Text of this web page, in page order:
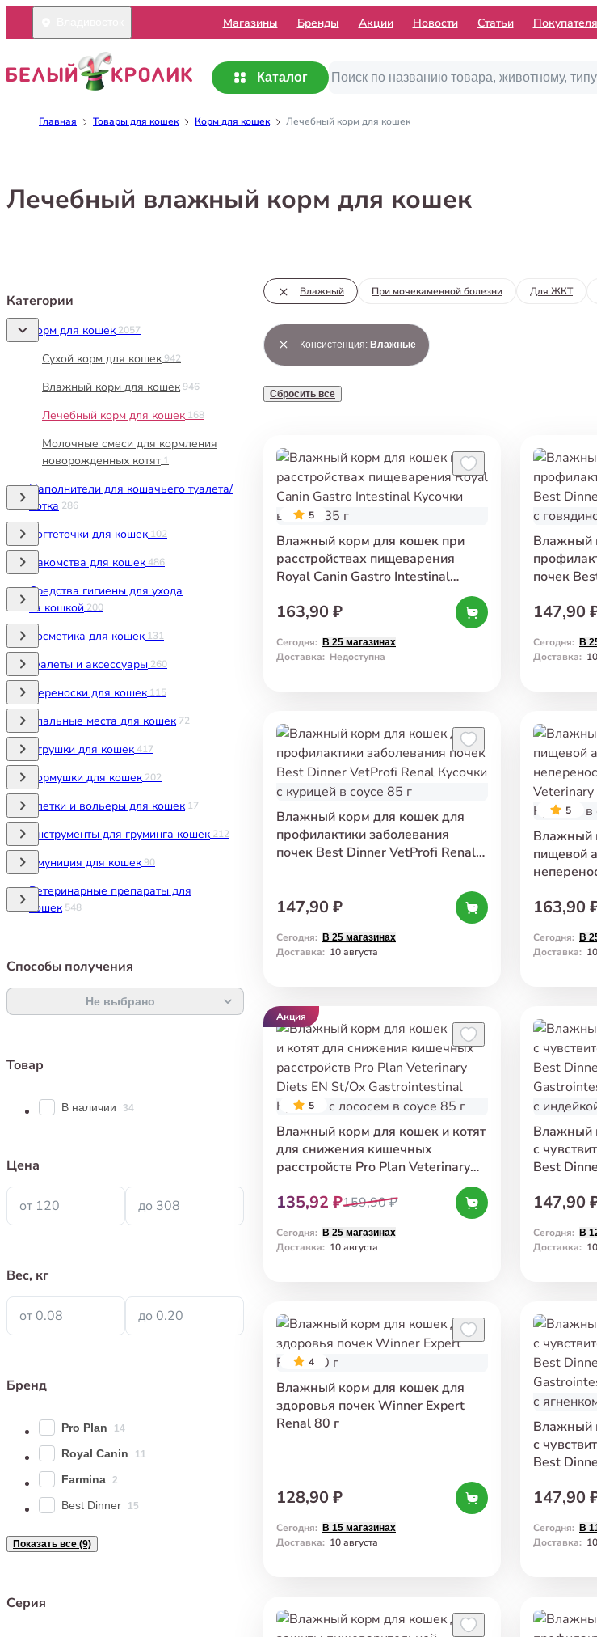
Mагазины Бренды Акции Новости Статьи
Каталог
Главная Товары для кошек Корм для кошек Лечебный корм для кошек
Лечебный влажный корм для кошек
Категории
Корм для кошек 2057
Сухой корм для кошек 942
Влажный корм для кошек 946
Лечебный корм для кошек 168
Молочные смеси для кормления
новорожденных котят 1
Наполнители для кошачьего туалета/
лотка 286
Когтеточки для кошек 102
Лакомства для кошек 486
Средства гигиены для ухода
за кошкой 200
Косметика для кошек 131
Туалеты и аксессуары 260
Переноски для кошек 115
Спальные места для кошек 72
Игрушки для кошек 417
Кормушки для кошек 202
Клетки и вольеры для кошек 17
Инструменты для груминга кошек 212
Амуниция для кошек 90
Ветеринарные препараты для
кошек 548
Способы получения
Не выбрано
Товар
В наличии 34
Цена
от 120 до 308
Вес, кг
от 0.08 до 0.20
Бренд
Pro Plan 14
Royal Canin 11
Farmina 2
Best Dinner 15
Показать все (9)
Серия
Влажный При мочекаменной болезни Для ЖКТ
Консистенция: Влажные
Сбросить все
5
Влажный корм для кошек при
расстройствах пищеварения
Royal Canin Gastro Intestinal
163,90 ₽
Сегодня: В 25 магазинах
Доставка: Недоступна
Влажный
почек
Кусочки
147,90
Сегодня: В
Доставка:
Влажный корм для кошек для
профилактики заболевания
почек Best Dinner VetProfi Renal
147,90 ₽
Сегодня: В 25 магазинах
Доставка: 10 августа
5
Влажный
пищевой
Кусочки в
163,90
Сегодня: В
Доставка:
Акция
5
Влажный корм для кошек и котят
для снижения кишечных
расстройств Pro Plan Veterinary
Diets EN St/Ox Gastrointestinal
Кусочки с лососем в соусе 85 г
135,92 ₽159,90 ₽
Сегодня: В 25 магазинах
Доставка: 10 августа
Влажный
с
Best
с
147,90
Сегодня: В
Доставка:
4
Влажный корм для кошек для
здоровья почек Winner Expert
Renal 80 г
128,90 ₽
Сегодня: В 15 магазинах
Доставка: 10 августа
Влажный
с
Best
с
147,90
Сегодня: В
Доставка: